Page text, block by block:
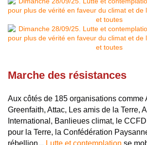
Marche des résistances
Aux côtés de 185 organisations comme
Greenfaith, Attac, Les amis de la Terre,
International, Banlieues climat, le
pour la Terre, la Confédération